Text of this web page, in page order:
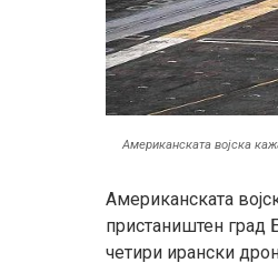
Американската војска
Американската
пристаништен град
четири ирански